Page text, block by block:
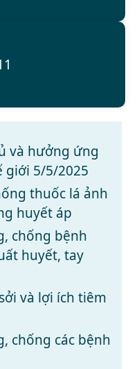
và hưởng ứng
giới 5/5/2025
thuốc lá ảnh
huyết áp
chống bệnh
huyết, tay
và lợi ích tiêm
chống các bệnh